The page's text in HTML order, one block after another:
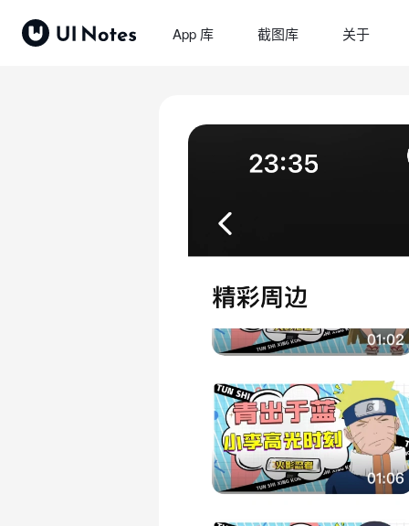
App 库 截图库 关于